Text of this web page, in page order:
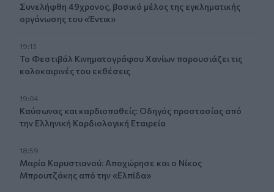
Συνελήφθη 49χρονος, βασικό μέλος της εγκληματικής
οργάνωσης του «Έντικ»
19:13
Το Φεστιβάλ Κινηματογράφου Χανίων παρουσιάζει τις
καλοκαιρινές του εκθέσεις
19:04
Καύσωνας και καρδιοπαθείς: Οδηγός προστασίας από
την Ελληνική Καρδιολογική Εταιρεία
18:59
Μαρία Καρυστιανού: Αποχώρησε και ο Νίκος
Μπρουτζάκης από την «Ελπίδα»